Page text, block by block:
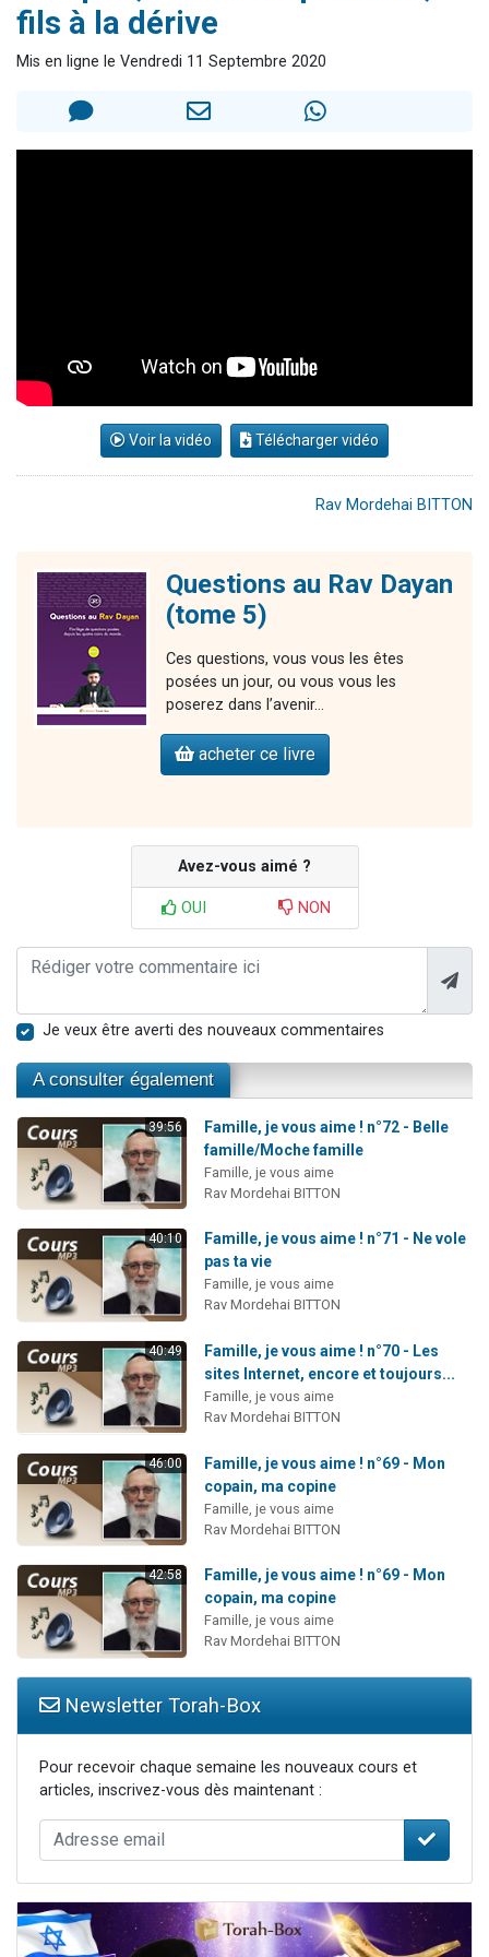
Il reste 49 places pour étudier en groupe sur Zoom
Nathaniel vient de donner son Maasser
4 personnes viennent de nous rejoindre sur WhatsApp
fils à la dérive
Mis en ligne le Vendredi 11 Septembre 2020
Voir la vidéo Télécharger vidéo
Rav Mordehai BITTON
Questions au Rav Dayan
(tome 5)
Ces questions, vous vous les êtes
posées un jour, ou vous vous les
poserez dans l’avenir…
acheter ce livre
Avez-vous aimé ?
OUI NON
Je veux être averti des nouveaux commentaires
A consulter également
39:56
Famille, je vous aime ! n°72 - Belle
famille/Moche famille
Famille, je vous aime
Rav Mordehai BITTON
40:10
Famille, je vous aime ! n°71 - Ne vole
pas ta vie
Famille, je vous aime
Rav Mordehai BITTON
40:49
Famille, je vous aime ! n°70 - Les
sites Internet, encore et toujours...
Famille, je vous aime
Rav Mordehai BITTON
46:00
Famille, je vous aime ! n°69 - Mon
copain, ma copine
Famille, je vous aime
Rav Mordehai BITTON
42:58
Famille, je vous aime ! n°69 - Mon
copain, ma copine
Famille, je vous aime
Rav Mordehai BITTON
Newsletter Torah-Box
Pour recevoir chaque semaine les nouveaux cours et
articles, inscrivez-vous dès maintenant :